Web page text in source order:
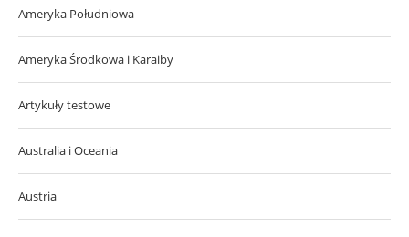
Ameryka Południowa
Ameryka Środkowa i Karaiby
Artykuły testowe
Australia i Oceania
Austria